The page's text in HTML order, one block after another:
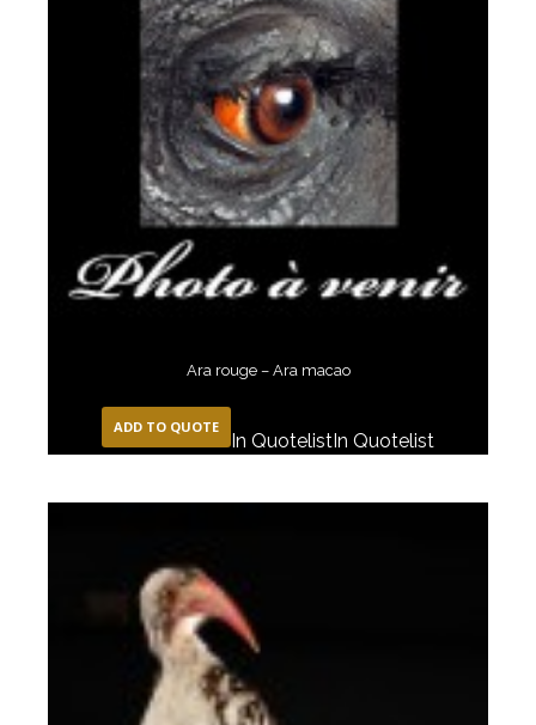
Ara rouge – Ara macao
ADD TO QUOTE
In QuotelistIn Quotelist